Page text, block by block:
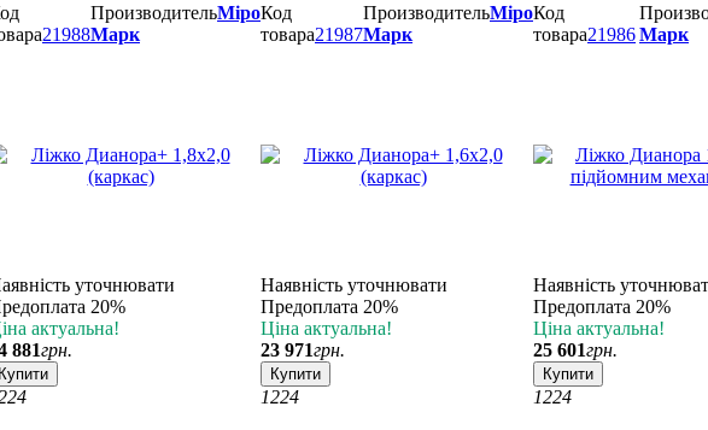
21988
ПроизводительМіро
Марк
уточнювати
20%
актуальна!
881грн.
Купити
24
Код
товара21987
ПроизводительМіро
Марк
Наявність уточнювати
Предоплата 20%
Ціна актуальна!
23 971грн.
Купити
1224
Код
товара21986Марк
Наявність
Предоплата 20%
Ціна актуальна!
25 601грн.
Купити
1224